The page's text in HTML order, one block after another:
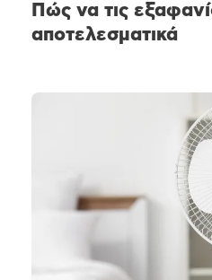
Πώς να τις
αποτελεσματικά